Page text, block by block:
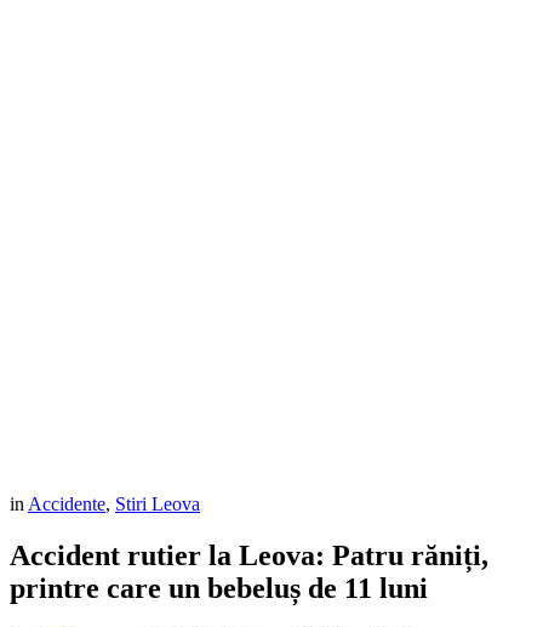
in Accidente, Stiri Leova
Accident rutier la Leova: Patru răniți,
printre care un bebeluș de 11 luni